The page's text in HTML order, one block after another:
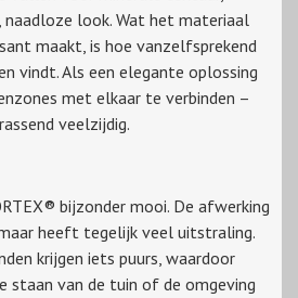
naadloze look. Wat het materiaal
maakt, is hoe vanzelfsprekend
vindt. Als een elegante oplossing
met elkaar te verbinden –
veelzijdig.
bijzonder mooi. De afwerking
heeft tegelijk veel uitstraling.
krijgen iets puurs, waardoor
van de tuin of de omgeving